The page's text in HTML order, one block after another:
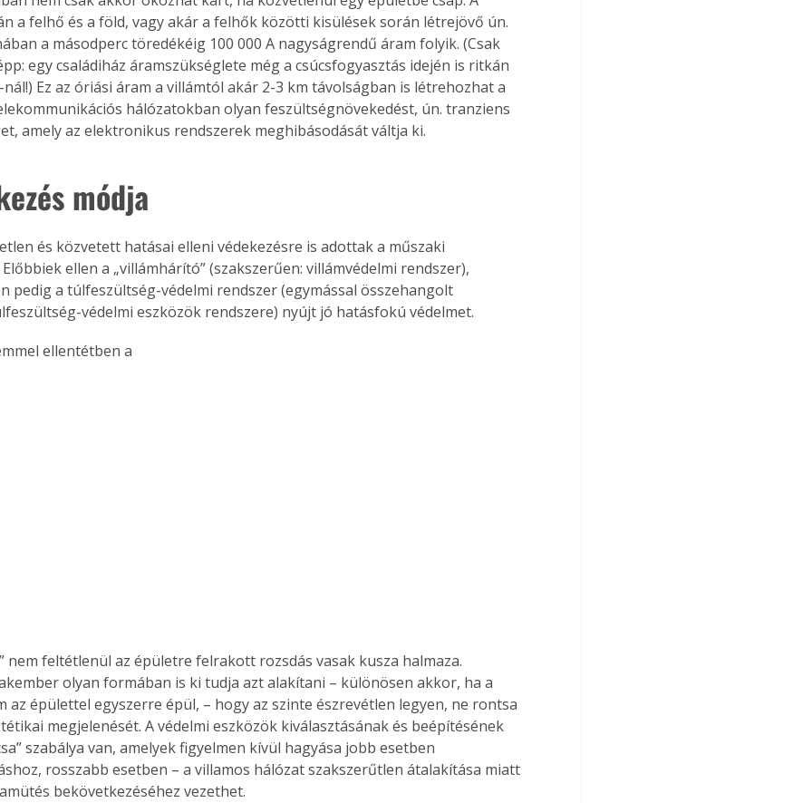
az
Együtt jobban megéri!
Bővebb információ itt!
Együtt jobban megéri! A
könyvek tetszőleges
áron, 0 Ft postaköltséggel
a felhő és a föld, vagy akár a felhők közötti kisülések során létrejövő ún.
a másodperc töredékéig 100 000 A nagyságrendű áram folyik. (Csak
egy családiház áramszükséglete még a csúcsfogyasztás idején is ritkán
Ez az óriási áram a villámtól akár 2-3 km távolságban is létrehozhat a
hálózatokban olyan feszültségnövekedést, ún. tranziens
amely az elektronikus rendszerek meghibásodását váltja ki.
módja
és közvetett hatásai elleni védekezésre is adottak a műszaki
ellen a „villámhárító” (szakszerűen: villámvédelmi rendszer),
pedig a túlfeszültség-védelmi rendszer (egymással összehangolt
védelmi eszközök rendszere) nyújt jó hatásfokú védelmet.
ellentétben a
nem feltétlenül az épületre felrakott rozsdás vasak kusza halmaza.
olyan formában is ki tudja azt alakítani – különösen akkor, ha a
az épülettel egyszerre épül, – hogy az szinte észrevétlen legyen, ne rontsa
megjelenését. A védelmi eszközök kiválasztásának és beépítésének
szabálya van, amelyek figyelmen kívül hagyása jobb esetben
rosszabb esetben – a villamos hálózat szakszerűtlen átalakítása miatt
bekövetkezéséhez vezethet.